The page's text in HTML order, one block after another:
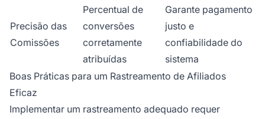
Precisão das
Comissões
Percentual de
conversões
corretamente
atribuídas
Garante pagamento
justo e
confiabilidade do
sistema
Boas Práticas para um Rastreamento de Afiliados
Eficaz
Implementar um rastreamento adequado requer